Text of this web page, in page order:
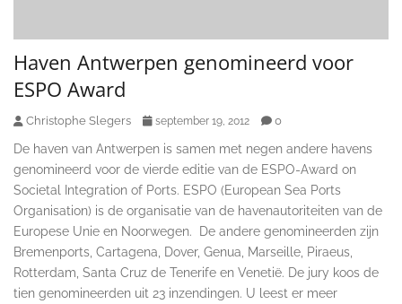
Haven Antwerpen genomineerd voor
ESPO Award
Christophe Slegers september 19, 2012 0
De haven van Antwerpen is samen met negen andere havens
genomineerd voor de vierde editie van de ESPO-Award on
Societal Integration of Ports. ESPO (European Sea Ports
Organisation) is de organisatie van de havenautoriteiten van de
Europese Unie en Noorwegen. De andere genomineerden zijn
Bremenports, Cartagena, Dover, Genua, Marseille, Piraeus,
Rotterdam, Santa Cruz de Tenerife en Venetië. De jury koos de
tien genomineerden uit 23 inzendingen. U leest er meer